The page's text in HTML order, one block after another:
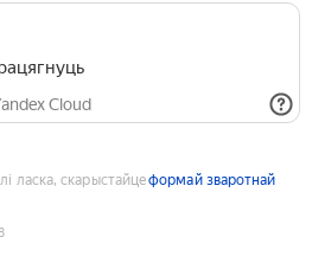
Cloud
ласка, скарыстайцеформай зваротнай